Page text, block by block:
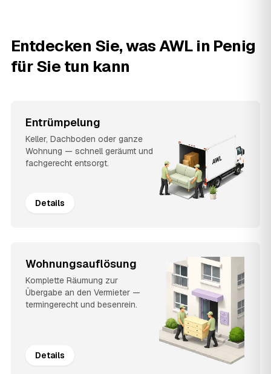
Entdecken Sie, was AWL in Penig
für Sie tun kann
Entrümpelung
Keller, Dachboden oder ganze
Wohnung — schnell geräumt und
fachgerecht entsorgt.
Details
Wohnungsauflösung
Komplette Räumung zur
Übergabe an den Vermieter —
termingerecht und besenrein.
Details